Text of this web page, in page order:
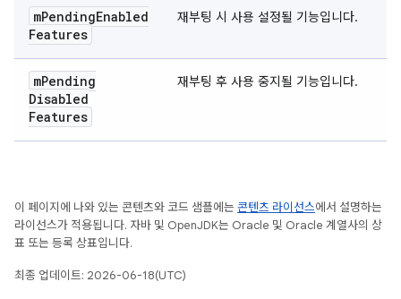
mPendingEnabled
Features
재부팅 시 사용 설정될 기능입니다.
mPending
Disabled
Features
재부팅 후 사용 중지될 기능입니다.
이 페이지에 나와 있는 콘텐츠와 코드 샘플에는 콘텐츠 라이선스에서 설명하는
라이선스가 적용됩니다. 자바 및 OpenJDK는 Oracle 및 Oracle 계열사의 상
표 또는 등록 상표입니다.
최종 업데이트: 2026-06-18(UTC)